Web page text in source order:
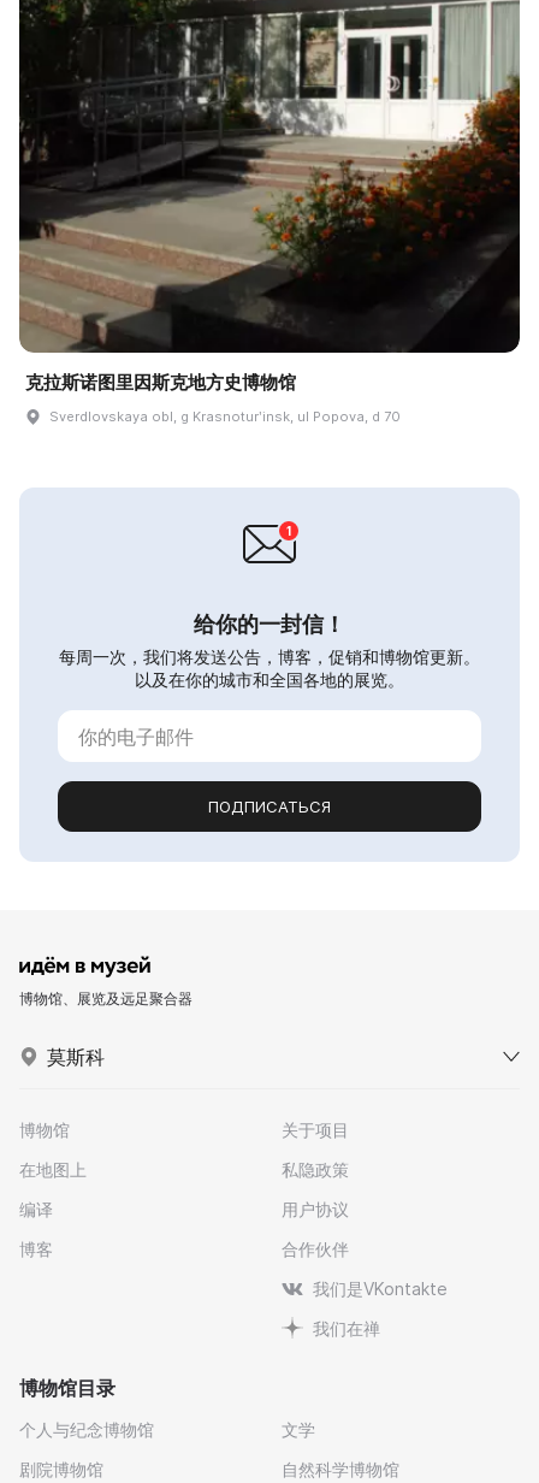
克拉斯诺图里因斯克地方史博物馆
Sverdlovskaya obl, g Krasnoturʹinsk, ul Popova, d 70
给你的一封信！
每周一次，我们将发送公告，博客，促销和博物馆更新。
以及在你的城市和全国各地的展览。
ПОДПИСАТЬСЯ
博物馆、展览及远足聚合器
莫斯科
博物馆
在地图上
编译
博客
关于项目
私隐政策
用户协议
合作伙伴
我们是VKontakte
我们在禅
博物馆目录
个人与纪念博物馆
剧院博物馆
文学
自然科学博物馆